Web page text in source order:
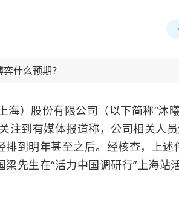
什么预期？
海）股份有限公司（以下简称“沐
注到有媒体报道称，公司相关人
到明年甚至之后。经核查，上述
先生在“活力中国调研行”上海站